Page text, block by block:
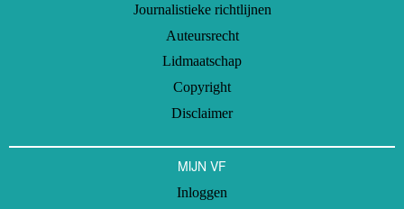
Journalistieke richtlijnen
Auteursrecht
Lidmaatschap
Copyright
Disclaimer
MIJN VF
Inloggen